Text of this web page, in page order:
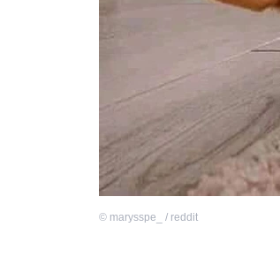
© marysspe_ / reddit